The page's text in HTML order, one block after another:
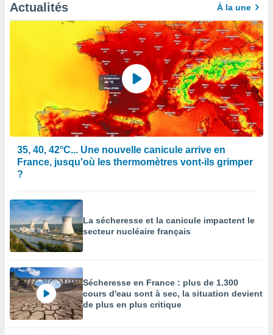
Actualités À la une
35, 40, 42°C... Une nouvelle canicule arrive en
France, jusqu'où les thermomètres vont-ils grimper
?
La sécheresse et la canicule impactent le
secteur nucléaire français
Sécheresse en France : plus de 1.300
cours d'eau sont à sec, la situation devient
de plus en plus critique